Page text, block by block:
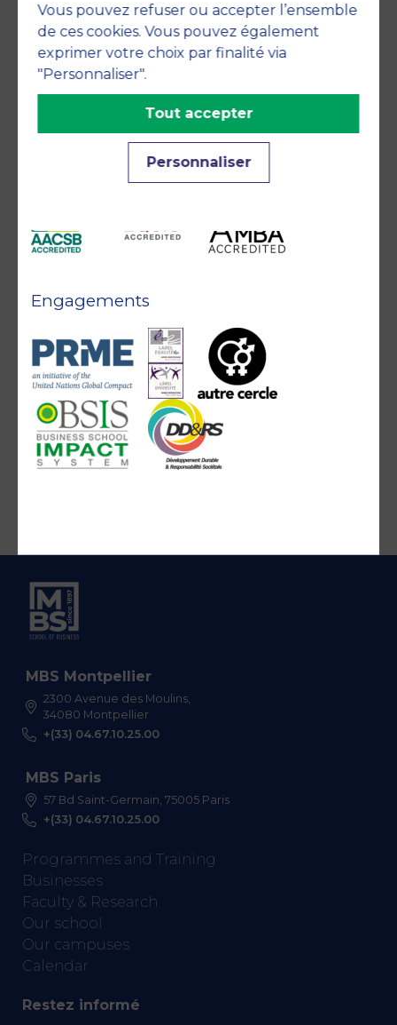
Accreditations
Engagements
MBS Montpellier
2300 Avenue des Moulins,
34080 Montpellier
+(33) 04.67.10.25.00
MBS Paris
57 Bd Saint-Germain, 75005 Paris
+(33) 04.67.10.25.00
Programmes and Training
Businesses
Faculty & Research
Our school
Our campuses
Calendar
Restez informé
Vous pouvez refuser ou accepter l’ensemble
de ces cookies. Vous pouvez également
exprimer votre choix par finalité via
"Personnaliser".
Personnaliser
Tout accepter